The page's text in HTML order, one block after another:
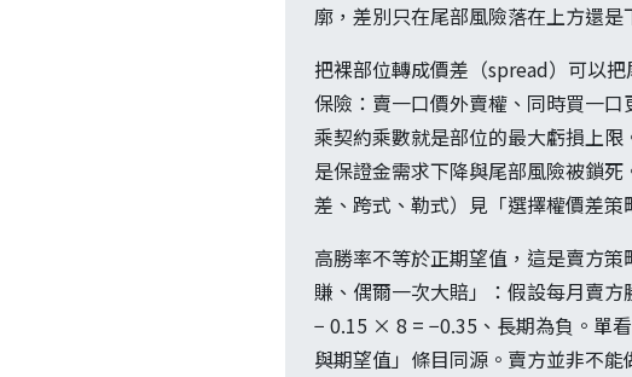
廓，差別只在尾部風險落在上方還是
把裸部位轉成價差（spread）可以
保險：賣一口價外賣權、同時買一
乘契約乘數就是部位的最大虧損上
是保證金需求下降與尾部風險被鎖
差、跨式、勒式）見「選擇權價差策
高勝率不等於正期望值，這是賣方
賺、偶爾一次大賠」：假設每月賣
− 0.15 × 8 = −0.35、長期為負。單
與期望值」條目同源。賣方並非不